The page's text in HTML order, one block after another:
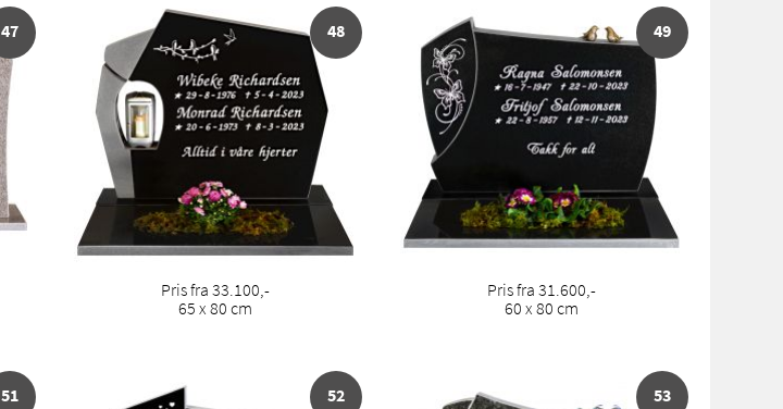
47 48
Pris fra 33.100,-
65 x 80 cm
49
Pris fra 31.600,-
60 x 80 cm
51 52 53